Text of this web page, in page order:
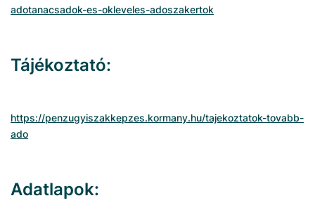
adotanacsadok-es-okleveles-adoszakertok
Tájékoztató:
https://penzugyiszakkepzes.kormany.hu/tajekoztatok-tovabb-
ado
Adatlapok: